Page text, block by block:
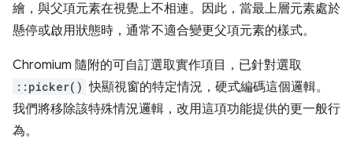
繪，與父項元素在視覺上不相連。因此，當最上層元素處於
懸停或啟用狀態時，通常不適合變更父項元素的樣式。
Chromium 隨附的可自訂選取實作項目，已針對選取
::picker() 快顯視窗的特定情況，硬式編碼這個邏輯。
我們將移除該特殊情況邏輯，改用這項功能提供的更一般行
為。